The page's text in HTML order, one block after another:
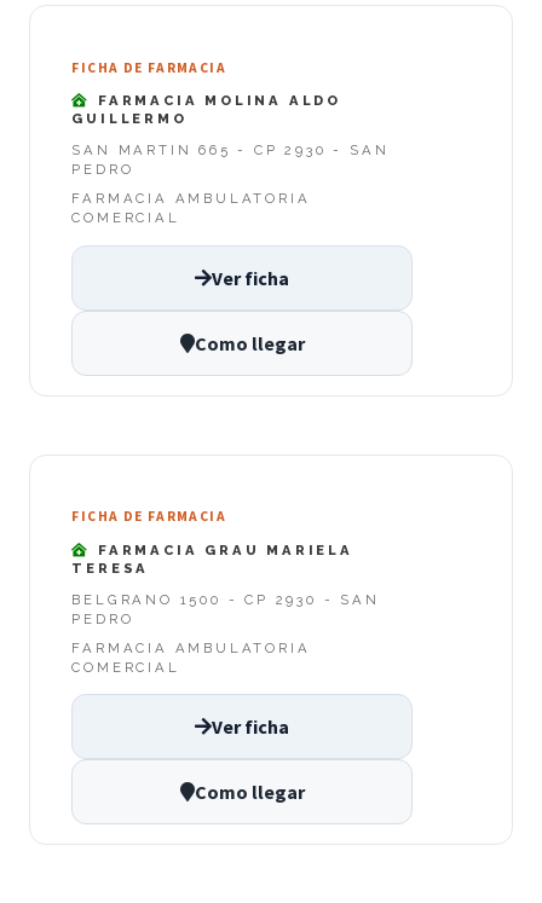
FICHA DE FARMACIA
FARMACIA MOLINA ALDO
GUILLERMO
SAN MARTIN 665 - CP 2930 - SAN
PEDRO
FARMACIA AMBULATORIA
COMERCIAL
Ver ficha
Como llegar
FICHA DE FARMACIA
FARMACIA GRAU MARIELA
TERESA
BELGRANO 1500 - CP 2930 - SAN
PEDRO
FARMACIA AMBULATORIA
COMERCIAL
Ver ficha
Como llegar